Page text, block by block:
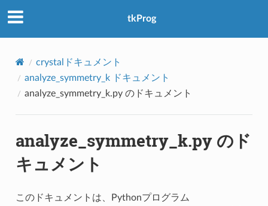
tkProg
crystalドキュメント
analyze_symmetry_k ドキュメント
analyze_symmetry_k.py のドキュメント
analyze_symmetry_k.py のド
キュメント
このドキュメントは、Pythonプログラム
アクセス数：0